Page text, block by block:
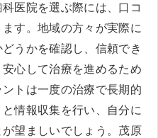
医院を選ぶ際には、口コ
す。地域の方々が実際に
うかを確認し、信頼でき
心して治療を進めるため
トは一度の治療で長期的
情報収集を行い、自分に
望ましいでしょう。茂原